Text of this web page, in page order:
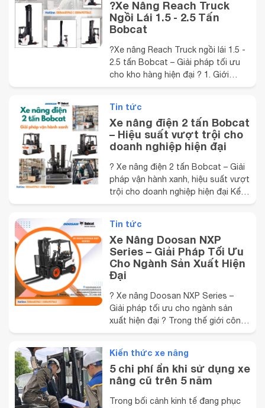
?Xe Nâng Reach Truck
Ngồi Lái 1.5 - 2.5 Tấn
Bobcat
?️Xe nâng Reach Truck ngồi lái 1.5 -
2.5 tấn Bobcat – Giải pháp tối ưu
cho kho hàng hiện đại ? 1. Giới
dòng xe nâng điện Reach Truck
ngồi lái 1.5 - 2.5 tấn Bobcat chính
thức thay thế cho phiên bản
Doosan Reach ...
Tin tức
Xe nâng điện 2 tấn Bobcat
– Hiệu suất vượt trội cho
doanh nghiệp hiện đại
? Xe nâng điện 2 tấn Bobcat – Giải
pháp vận hành xanh, hiệu suất vượt
trội cho doanh nghiệp hiện đại Kể
sản phẩm xe nâng điện 2 tấn
Doosan với quy trình sản xuất, tiêu
chuẩn kỹ thuật quốc tế và chất
lượng cao cấp ...
Tin tức
Xe Nâng Doosan NXP
Series – Giải Pháp Tối Ưu
Cho Ngành Sản Xuất Hiện
Đại
? Xe nâng Doosan NXP Series –
Giải pháp tối ưu cho ngành sản
xuất hiện đại ? Trong thế giới công
Doosan NXP Series nổi lên như một
dòng xe nâng chiến lược của
Doosan Industrial Vehicle – thương
hiệu Hàn Quốc nổi ...
Kiến thức xe nâng
5 chi phí ẩn khi sử dụng xe
nâng cũ trên 5 năm
Trong bối cảnh kinh tế đang phục